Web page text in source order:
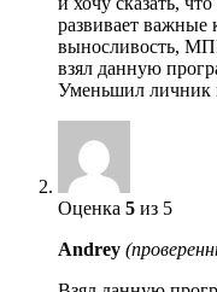
развивает важные
выносливость,
взял данную
Уменьшил личник
Оценка 5 из 5
Andrey